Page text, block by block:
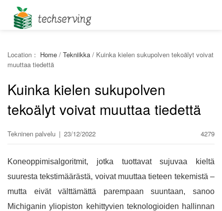
Location： Home / Tekniikka / Kuinka kielen sukupolven tekoälyt voivat
muuttaa tiedettä
Kuinka kielen sukupolven
tekoälyt voivat muuttaa tiedettä
Tekninen palvelu | 23/12/2022 4279
Koneoppimisalgoritmit, jotka tuottavat sujuvaa kieltä
suuresta tekstimäärästä, voivat muuttaa tieteen tekemistä –
mutta eivät välttämättä parempaan suuntaan, sanoo
Michiganin yliopiston kehittyvien teknologioiden hallinnan